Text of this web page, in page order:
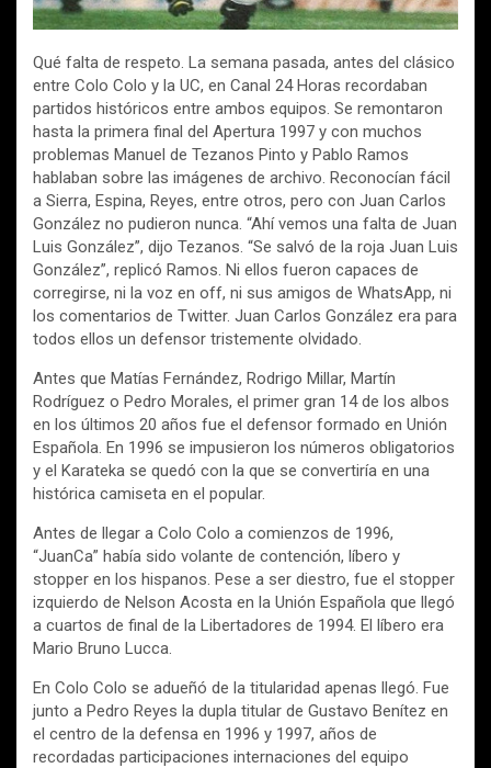
Qué falta de respeto. La semana pasada, antes del clásico
entre Colo Colo y la UC, en Canal 24 Horas recordaban
partidos históricos entre ambos equipos. Se remontaron
hasta la primera final del Apertura 1997 y con muchos
problemas Manuel de Tezanos Pinto y Pablo Ramos
hablaban sobre las imágenes de archivo. Reconocían fácil
a Sierra, Espina, Reyes, entre otros, pero con Juan Carlos
González no pudieron nunca. “Ahí vemos una falta de Juan
Luis González”, dijo Tezanos. “Se salvó de la roja Juan Luis
González”, replicó Ramos. Ni ellos fueron capaces de
corregirse, ni la voz en off, ni sus amigos de WhatsApp, ni
los comentarios de Twitter. Juan Carlos González era para
todos ellos un defensor tristemente olvidado.
Antes que Matías Fernández, Rodrigo Millar, Martín
Rodríguez o Pedro Morales, el primer gran 14 de los albos
en los últimos 20 años fue el defensor formado en Unión
Española. En 1996 se impusieron los números obligatorios
y el Karateka se quedó con la que se convertiría en una
histórica camiseta en el popular.
Antes de llegar a Colo Colo a comienzos de 1996,
“JuanCa” había sido volante de contención, líbero y
stopper en los hispanos. Pese a ser diestro, fue el stopper
izquierdo de Nelson Acosta en la Unión Española que llegó
a cuartos de final de la Libertadores de 1994. El líbero era
Mario Bruno Lucca.
En Colo Colo se adueñó de la titularidad apenas llegó. Fue
junto a Pedro Reyes la dupla titular de Gustavo Benítez en
el centro de la defensa en 1996 y 1997, años de
recordadas participaciones internaciones del equipo